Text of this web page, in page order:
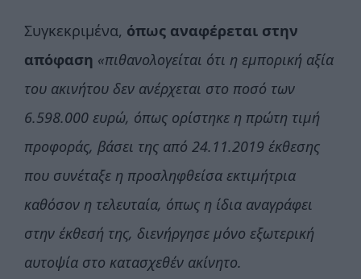
Συγκεκριμένα, όπως αναφέρεται στην
απόφαση «πιθανολογείται ότι η εμπορική αξία
του ακινήτου δεν ανέρχεται στο ποσό των
6.598.000 ευρώ, όπως ορίστηκε η πρώτη τιμή
προφοράς, βάσει της από 24.11.2019 έκθεσης
που συνέταξε η προσληφθείσα εκτιμήτρια
καθόσον η τελευταία, όπως η ίδια αναγράφει
στην έκθεσή της, διενήργησε μόνο εξωτερική
αυτοψία στο κατασχεθέν ακίνητο.